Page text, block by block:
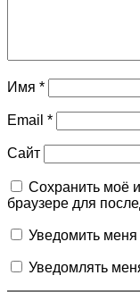
Имя *
Email *
Сайт
Сохранить моё
браузере для
Уведомить
Уведомлять